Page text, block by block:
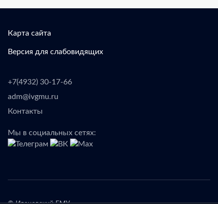
Карта сайта
Версия для слабовидящих
+7(4932) 30-17-66
adm@ivgmu.ru
Контакты
Мы в социальных сетях: